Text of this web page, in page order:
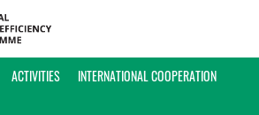
ACTIVITIES
INTERNATIONAL COOPERATION
GMT+7
HOẠT ĐỘNG